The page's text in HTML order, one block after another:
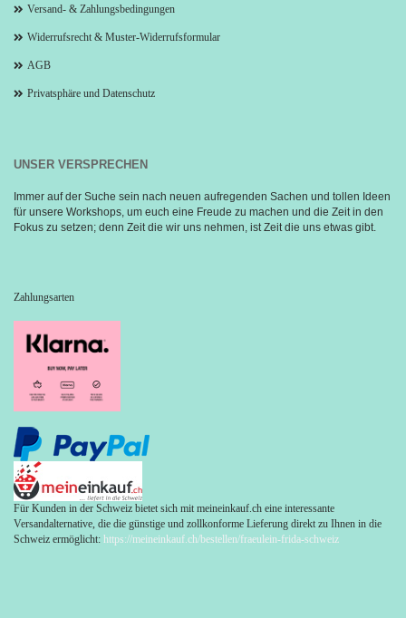
Versand- & Zahlungsbedingungen
Widerrufsrecht & Muster-Widerrufsformular
AGB
Privatsphäre und Datenschutz
UNSER VERSPRECHEN
Immer auf der Suche sein nach neuen aufregenden Sachen und tollen Ideen
für unsere Workshops, um euch eine Freude zu machen und die Zeit in den
Fokus zu setzen; denn Zeit die wir uns nehmen, ist Zeit die uns etwas gibt.
Zahlungsarten
Für Kunden in der Schweiz bietet sich mit meineinkauf.ch eine interessante
Versandalternative, die die günstige und zollkonforme Lieferung direkt zu Ihnen in die
Schweiz ermöglicht: https://meineinkauf.ch/bestellen/fraeulein-frida-schweiz